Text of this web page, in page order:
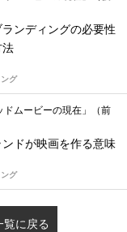
ンディングの必要性
法
グ
ドムービーの現在」（前
ドが映画を作る意味
グ
に戻る